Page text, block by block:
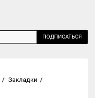
ПОДПИСАТЬСЯ
Закладки